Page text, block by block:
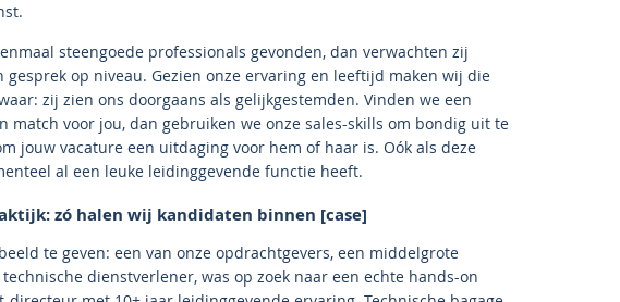
steengoede professionals gevonden, dan verwachten zij
gesprek op niveau. Gezien onze ervaring en leeftijd maken wij die
zij zien ons doorgaans als gelijkgestemden. Vinden we een
match voor jou, dan gebruiken we onze sales-skills om bondig uit te
jouw vacature een uitdaging voor hem of haar is. Oók als deze
al een leuke leidinggevende functie heeft.
zó halen wij kandidaten binnen [case]
te geven: een van onze opdrachtgevers, een middelgrote
dienstverlener, was op zoek naar een echte hands-on